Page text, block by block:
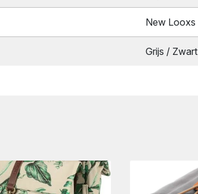
New Looxs
Grijs / Zwart